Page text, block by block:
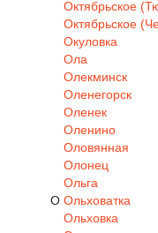
О
Октябрьское
Октябрьское
Окуловка
Ола
Олекминск
Оленегорск
Оленек
Оленино
Оловянная
Олонец
Ольга
Ольховатка
Ольховка